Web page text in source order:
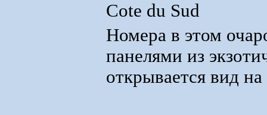
Cote du Sud
Номера в этом
панелями из
открывается вид